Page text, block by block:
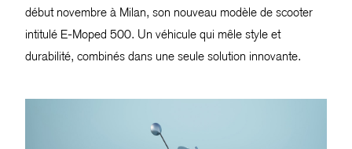
début novembre à Milan, son nouveau modèle de scooter
intitulé E-Moped 500. Un véhicule qui mêle style et
durabilité, combinés dans une seule solution innovante.